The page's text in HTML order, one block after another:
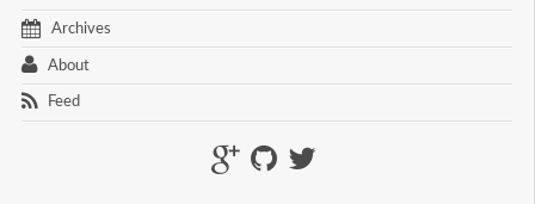
Archives
About
Feed